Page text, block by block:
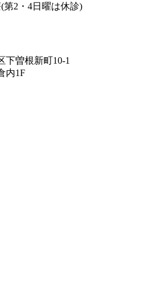
第2・4日曜は休診)
下曽根新町10-1
内1F